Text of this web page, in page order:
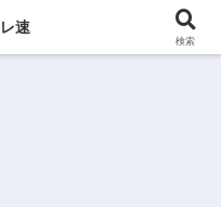
速
検索